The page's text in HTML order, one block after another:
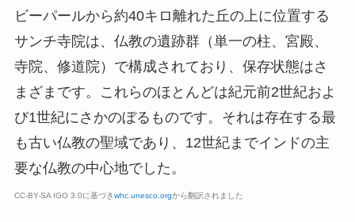
ビーパールから約40キロ離れた丘の上に位置する
サンチ寺院は、仏教の遺跡群（単一の柱、宮殿、
寺院、修道院）で構成されており、保存状態はさ
まざまです。これらのほとんどは紀元前2世紀およ
び1世紀にさかのぼるものです。それは存在する最
も古い仏教の聖域であり、12世紀までインドの主
要な仏教の中心地でした。
CC-BY-SA IGO 3.0に基づきwhc.unesco.orgから翻訳されました